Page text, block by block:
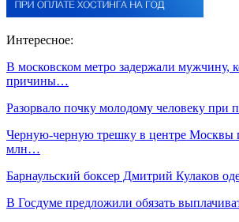
Интересное:
В московском метро задержали мужчину,
причины…
Разорвало почку молодому человеку при
Черную-черную трешку в центре Москвы
млн…
Барнаульский боксер Дмитрий Кулаков
В Госдуме предложили обязать